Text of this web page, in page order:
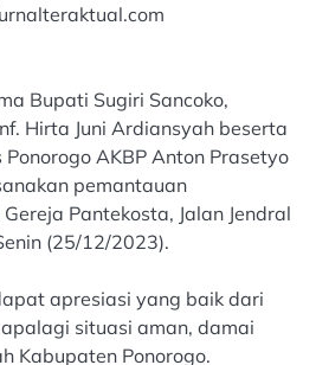
Bupati Sugiri Sancoko,
Hirta Juni Ardiansyah beserta
AKBP Anton Prasetyo
pemantauan
Pantekosta, Jalan Jendral
(25/12/2023).
apresiasi yang baik dari
situasi aman, damai
Kabupaten Ponorogo.